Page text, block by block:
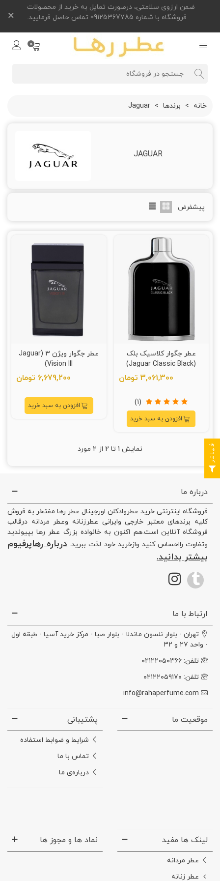
ضمن ارزوی سلامتی، درصورت تمایل به خرید از محصولات
فروشگاه با شماره 09125367785 تماس حاصل فرمایید.
×
0
خانه > برندها >
Jaguar
JAGUAR
پیشفرض
عطر جگوار کلاسیک بلک
(Jaguar Classic Black)
3,061,300 تومان
(1)
افزودن به سبد خرید
عطر جگوار ویژن ۳ (Jaguar
Vision III)
6,679,200 تومان
افزودن به سبد خرید
نمایش 1 تا 2 از 2 مورد
درباره ما
فروشگاه اینترنتی خرید عطروادکلن اورجینال عطر رها مفتخر به فروش
کلیه برندهای معتبر خارجی وایرانی عطرزنانه وعطر مردانه درقالب
فروشگاه آنلاین است.هم اکنون به خانواده بزرگ عطر رها بپیوندید
وتفاوت رااحساس کنید وازخرید خود لذت ببرید. درباره رهاپرفیوم
بیشتر بدانید.
ارتباط با ما
تهران - بلوار نلسون ماندلا - بلوار صبا - مرکز خرید آسیا - طبقه اول
- واحد ۲۷ و ۳۲
تلفن: ۰۲۱۲۲۰۵۰۳۶۶
تلفن: ۰۲۱۲۲۰۵۹۱۷۰
info@rahaperfume.com
موقعیت ما پشتیبانی
شرایط و ضوابط استفاده
تماس با ما
درباره‌ی ما
لینک ها مفید
عطر مردانه
عطر زنانه
نماد ها و مجوز ها
فیلتر